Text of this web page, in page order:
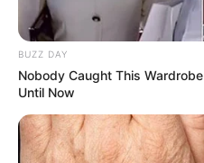
BUZZ DAY
Nobody Caught This
Until Now